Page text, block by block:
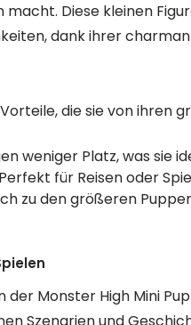
macht. Diese kleinen
dank ihrer
die sie von ihren
weniger Platz, was sie
für Reisen oder
zu den größeren
Monster High Mini